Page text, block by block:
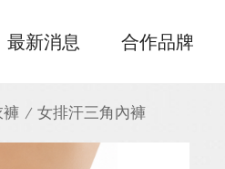
最新消息 合作品牌
褲 女排汗三角內褲